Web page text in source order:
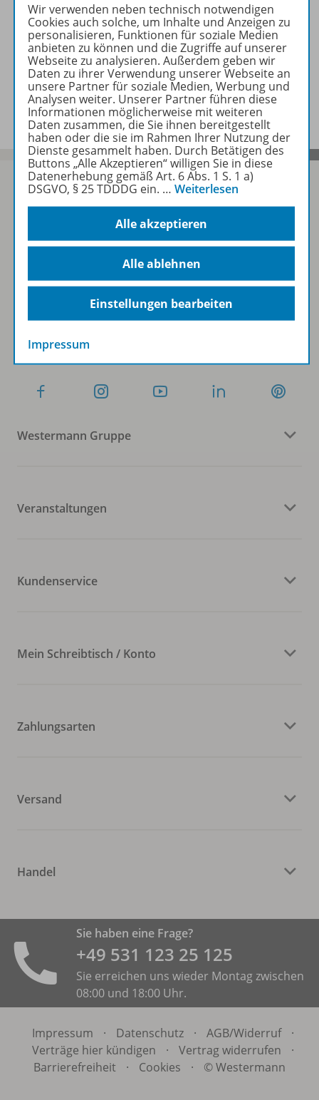
Produkte der Reihe
Benachrichtigungs-Service
Zum Newsletter anmelden
Westermann Gruppe
Veranstaltungen
Kundenservice
Mein Schreibtisch / Konto
Zahlungsarten
Versand
Handel
Sie haben eine Frage?
+49 531 ­123 25 125
Sie erreichen uns wieder Montag zwischen
08:00 und 18:00 Uhr.
Impressum · Datenschutz · AGB/Widerruf
·
Verträge hier kündigen
· Vertrag widerrufen
·
Barrierefreiheit
· Cookies · © Westermann
Wir verwenden neben technisch notwendigen
Cookies auch solche, um Inhalte und Anzeigen zu
personalisieren, Funktionen für soziale Medien
anbieten zu können und die Zugriffe auf unserer
Webseite zu analysieren. Außerdem geben wir
Daten zu ihrer Verwendung unserer Webseite an
unsere Partner für soziale Medien, Werbung und
Analysen weiter. Unserer Partner führen diese
Informationen möglicherweise mit weiteren
Daten zusammen, die Sie ihnen bereitgestellt
haben oder die sie im Rahmen Ihrer Nutzung der
Dienste gesammelt haben. Durch Betätigen des
Buttons „Alle Akzeptieren“ willigen Sie in diese
Datenerhebung gemäß Art. 6 Abs. 1 S. 1 a)
DSGVO, § 25 TDDDG ein. … Weiterlesen
Alle akzeptieren
Alle ablehnen
Einstellungen bearbeiten
Impressum